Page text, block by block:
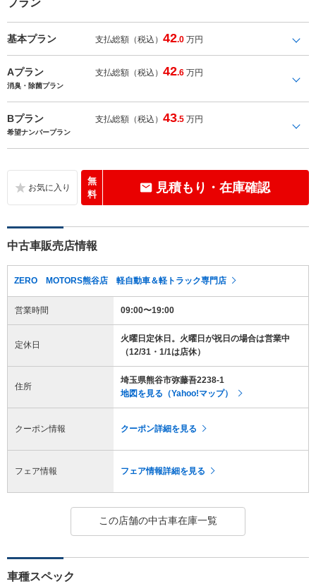
基本プラン 支払総額（税込）42.0 万円
Aプラン 支払総額（税込）42.6 万円
消臭・除菌プラン
Bプラン 支払総額（税込）43.5 万円
希望ナンバープラン
無
料
見積もり・在庫確認
中古車販売店情報
ZERO MOTORS熊谷店 軽自動車＆軽トラック専門店
営業時間 09:00〜19:00
定休日
火曜日定休日。火曜日が祝日の場合は営業中
（12/31・1/1は店休）
住所
埼玉県熊谷市弥藤吾2238-1
地図を見る（Yahoo!マップ）
クーポン情報 クーポン詳細を見る
フェア情報 フェア情報詳細を見る
この店舗の中古車在庫一覧
車種スペック